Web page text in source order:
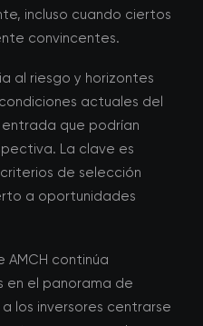
incluso cuando ciertos
convincentes.
al riesgo y horizontes
actuales del
que podrían
La clave es
de selección
a oportunidades
AMCH continúa
en el panorama de
los inversores centrarse